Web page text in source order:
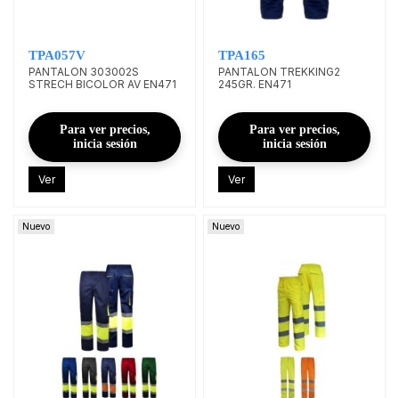
TPA057V
PANTALON 303002S
STRECH BICOLOR AV EN471
Para ver precios,
inicia sesión
Ver
TPA165
PANTALON TREKKING2
245GR. EN471
Para ver precios,
inicia sesión
Ver
Nuevo Nuevo